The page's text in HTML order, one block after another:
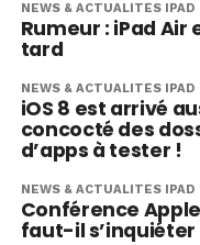
NEWS & ACTUALITÉS IPAD
Rumeur : iPad
tard
NEWS & ACTUALITÉS IPAD
iOS 8 est arrivé
concocté des
d’apps à tester !
NEWS & ACTUALITÉS IPAD
Conférence
faut-il s’inquiéter